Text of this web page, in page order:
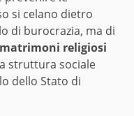
si celano dietro
di burocrazia, ma di
religiosi
struttura sociale
dello Stato di